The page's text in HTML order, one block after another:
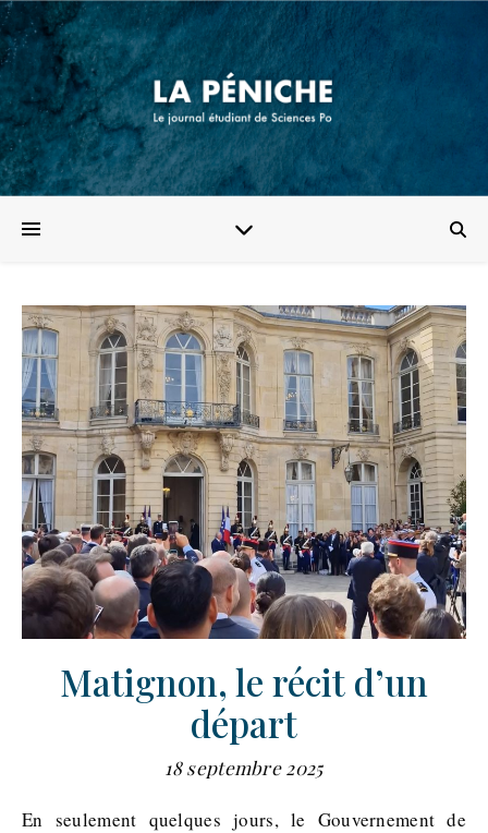
Matignon, le récit d’un
départ
18 septembre 2025
En seulement quelques jours, le Gouvernement de